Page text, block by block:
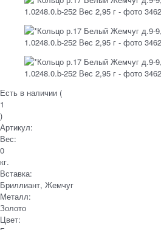
Есть в наличии (
1
)
Артикул:
Вес:
0
кг.
Вставка:
Бриллиант, Жемчуг
Металл:
Золото
Цвет: